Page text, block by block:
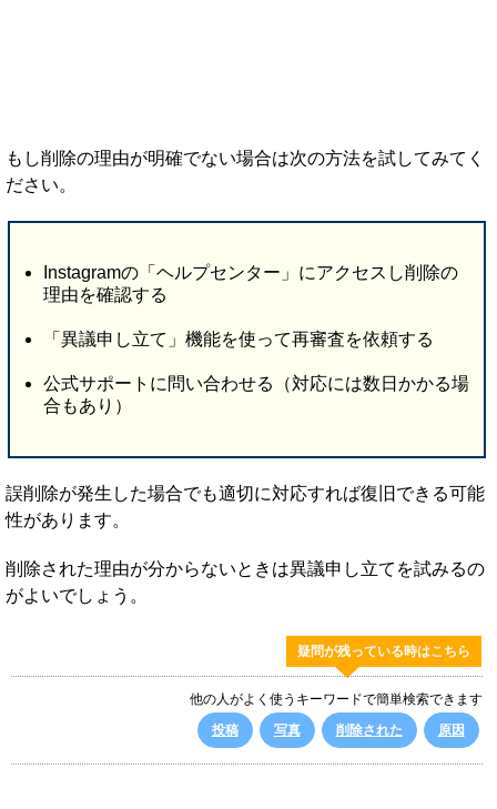
もし削除の理由が明確でない場合は次の方法を試してみてく
ださい。
Instagramの「ヘルプセンター」にアクセスし削除の
理由を確認する
「異議申し立て」機能を使って再審査を依頼する
公式サポートに問い合わせる（対応には数日かかる場
合もあり）
誤削除が発生した場合でも適切に対応すれば復旧できる可能
性があります。
削除された理由が分からないときは異議申し立てを試みるの
がよいでしょう。
疑問が残っている時はこちら
他の人がよく使うキーワードで簡単検索できます
投稿
写真 削除された 原因